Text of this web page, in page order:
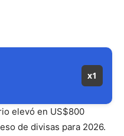
x1
elevó en US$800
de divisas para 2026.